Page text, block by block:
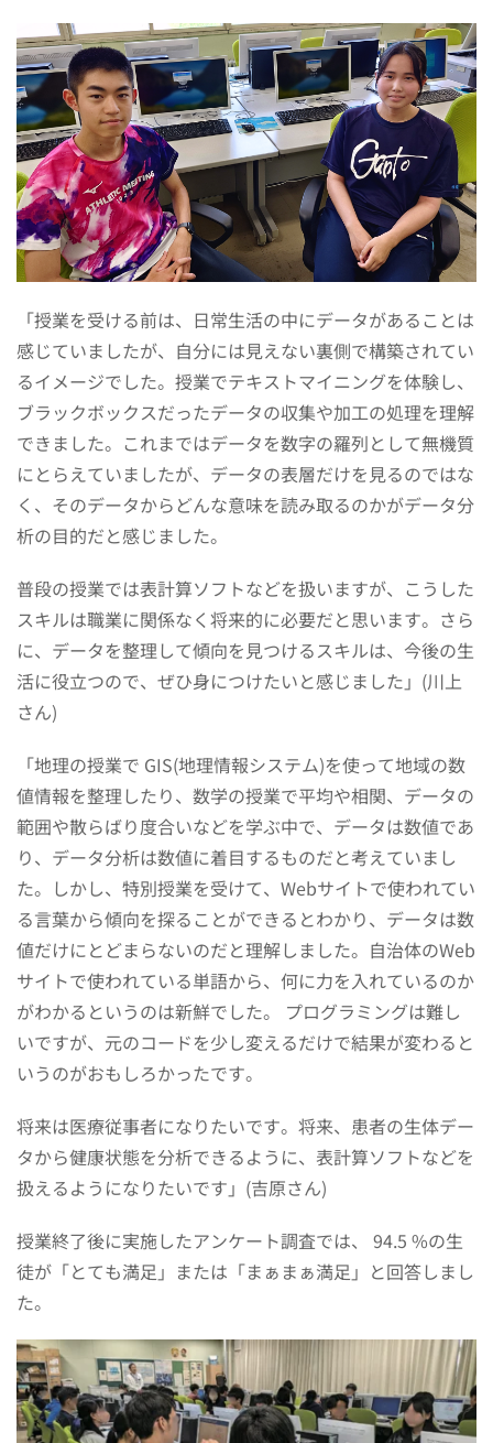
「授業を受ける前は、日常生活の中にデータがあることは
感じていましたが、自分には見えない裏側で構築されてい
るイメージでした。授業でテキストマイニングを体験し、
ブラックボックスだったデータの収集や加工の処理を理解
できました。これまではデータを数字の羅列として無機質
にとらえていましたが、データの表層だけを見るのではな
く、そのデータからどんな意味を読み取るのかがデータ分
析の目的だと感じました。
普段の授業では表計算ソフトなどを扱いますが、こうした
スキルは職業に関係なく将来的に必要だと思います。さら
に、データを整理して傾向を見つけるスキルは、今後の生
活に役立つので、ぜひ身につけたいと感じました」(川上
さん)
「地理の授業で GIS(地理情報システム)を使って地域の数
値情報を整理したり、数学の授業で平均や相関、データの
範囲や散らばり度合いなどを学ぶ中で、データは数値であ
り、データ分析は数値に着目するものだと考えていまし
た。しかし、特別授業を受けて、Webサイトで使われてい
る言葉から傾向を探ることができるとわかり、データは数
値だけにとどまらないのだと理解しました。自治体のWeb
サイトで使われている単語から、何に力を入れているのか
がわかるというのは新鮮でした。 プログラミングは難し
いですが、元のコードを少し変えるだけで結果が変わると
いうのがおもしろかったです。
将来は医療従事者になりたいです。将来、患者の生体デー
タから健康状態を分析できるように、表計算ソフトなどを
扱えるようになりたいです」(吉原さん)
授業終了後に実施したアンケート調査では、 94.5 %の生
徒が「とても満足」または「まぁまぁ満足」と回答しまし
た。